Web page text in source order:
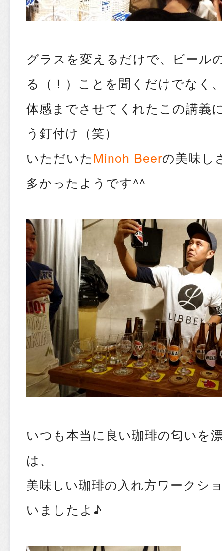
グラスを変えるだけで、ビール
る（！）ことを聞くだけでなく
体感までさせてくれたこの講義
う釘付け（笑）
いただいたMinoh Beerの美味し
多かったようです^^
いつも本当に良い珈琲の匂いを
は、
美味しい珈琲の入れ方ワークシ
いましたよ♪